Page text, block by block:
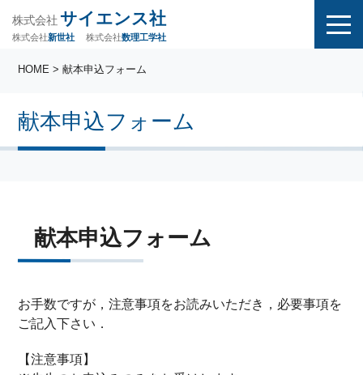
株式会社 サイエンス社
株式会社新世社 株式会社数理工学社
献本申込フォーム
HOME > 献本申込フォーム
献本申込フォーム
お手数ですが，注意事項をお読みいただき，必要事項を
ご記入下さい．
【注意事項】